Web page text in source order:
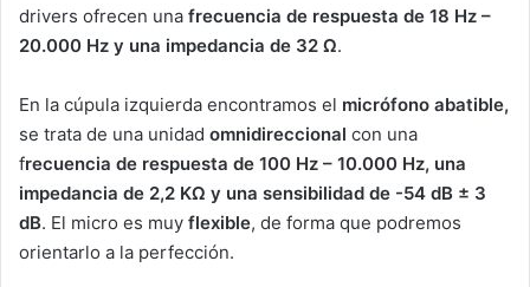
drivers ofrecen una frecuencia de respuesta de 18 Hz –
20.000 Hz y una impedancia de 32 Ω.
En la cúpula izquierda encontramos el micrófono abatible,
se trata de una unidad omnidireccional con una
frecuencia de respuesta de 100 Hz – 10.000 Hz, una
impedancia de 2,2 KΩ y una sensibilidad de -54 dB ± 3
dB. El micro es muy flexible, de forma que podremos
orientarlo a la perfección.